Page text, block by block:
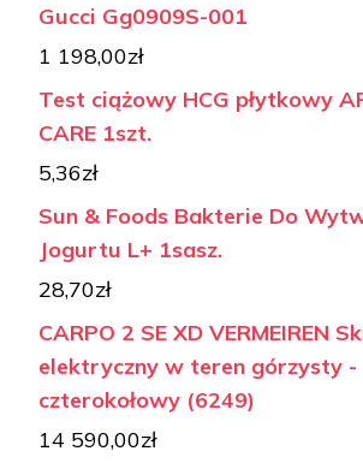
Gucci Gg0909S-001
1 198,00zł
Test ciążowy HCG płytkowy
CARE 1szt.
5,36zł
Sun & Foods Bakterie Do
Jogurtu L+ 1sasz.
28,70zł
CARPO 2 SE XD VERMEIREN
elektryczny w teren górzysty -
czterokołowy (6249)
14 590,00zł